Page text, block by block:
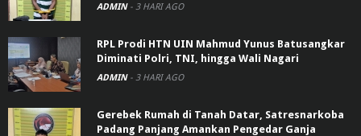
ADMIN - 3 HARI AGO
RPL Prodi HTN UIN Mahmud Yunus Batusangkar
Diminati Polri, TNI, hingga Wali Nagari
ADMIN - 3 HARI AGO
Gerebek Rumah di Tanah Datar, Satresnarkoba
Padang Panjang Amankan Pengedar Ganja